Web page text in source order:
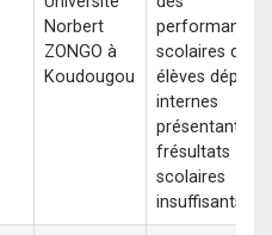
Norbert
ZONGO à
Koudougou
performances
scolaires des
élèves
internes
présentant des
frésultats
scolaires
insuffisants